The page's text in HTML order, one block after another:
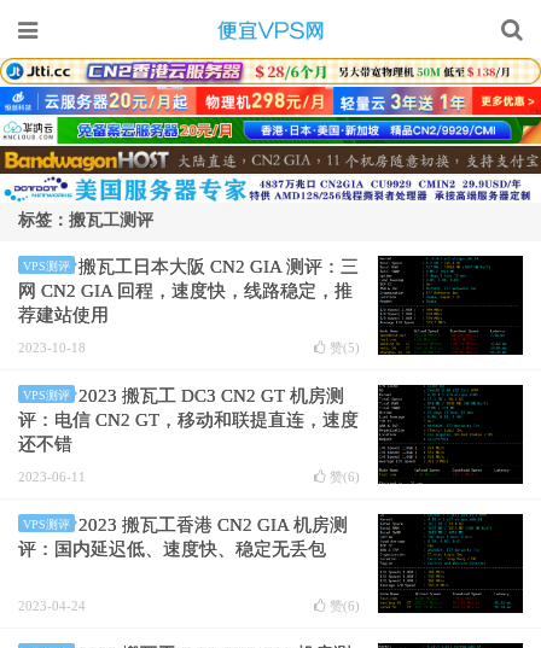
标签：搬瓦工测评
VPS测评
搬瓦工日本大阪 CN2 GIA 测评：三
网 CN2 GIA 回程，速度快，线路稳定，推
荐建站使用
2023-10-18 赞(5)
VPS测评
2023 搬瓦工 DC3 CN2 GT 机房测
评：电信 CN2 GT，移动和联提直连，速度
还不错
2023-06-11 赞(6)
VPS测评
2023 搬瓦工香港 CN2 GIA 机房测
评：国内延迟低、速度快、稳定无丢包
2023-04-24 赞(6)